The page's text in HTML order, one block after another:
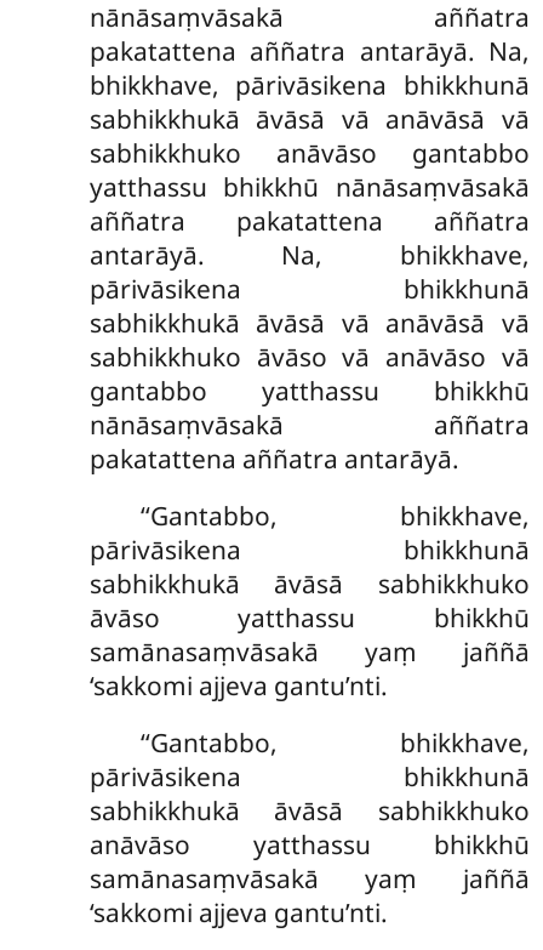
nānāsaṃvāsakā aññatra
pakatattena aññatra antarāyā. Na,
bhikkhave, pārivāsikena bhikkhunā
sabhikkhukā āvāsā vā anāvāsā vā
sabhikkhuko anāvāso gantabbo
yatthassu bhikkhū nānāsaṃvāsakā
aññatra pakatattena aññatra
antarāyā. Na, bhikkhave,
pārivāsikena bhikkhunā
sabhikkhukā āvāsā vā anāvāsā vā
sabhikkhuko āvāso vā anāvāso vā
gantabbo yatthassu bhikkhū
nānāsaṃvāsakā aññatra
pakatattena aññatra antarāyā.
‘‘Gantabbo, bhikkhave,
pārivāsikena bhikkhunā
sabhikkhukā āvāsā sabhikkhuko
āvāso yatthassu bhikkhū
samānasaṃvāsakā yaṃ jaññā
‘sakkomi ajjeva gantu’nti.
‘‘Gantabbo, bhikkhave,
pārivāsikena bhikkhunā
sabhikkhukā āvāsā sabhikkhuko
anāvāso yatthassu bhikkhū
samānasaṃvāsakā yaṃ jaññā
‘sakkomi ajjeva gantu’nti.